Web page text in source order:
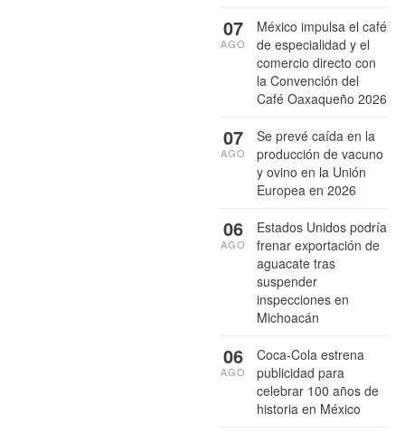
México impulsa el café
de especialidad y el
comercio directo con
la Convención del
Café Oaxaqueño 2026
07
AGO
Se prevé caída en la
producción de vacuno
y ovino en la Unión
Europea en 2026
07
AGO
Estados Unidos podría
frenar exportación de
aguacate tras
suspender
inspecciones en
Michoacán
06
AGO
Coca-Cola estrena
publicidad para
celebrar 100 años de
historia en México
06
AGO